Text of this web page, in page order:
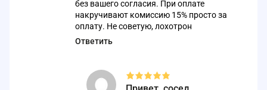
без вашего согласия. При оплате
накручивают комиссию 15% просто за
оплату. Не советую, лохотрон
Ответить